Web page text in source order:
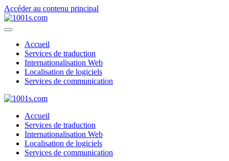
Accéder au contenu principal
Accueil
Services de traduction
Internationalisation Web
Localisation de logiciels
Services de communication
Accueil
Services de traduction
Internationalisation Web
Localisation de logiciels
Services de communication